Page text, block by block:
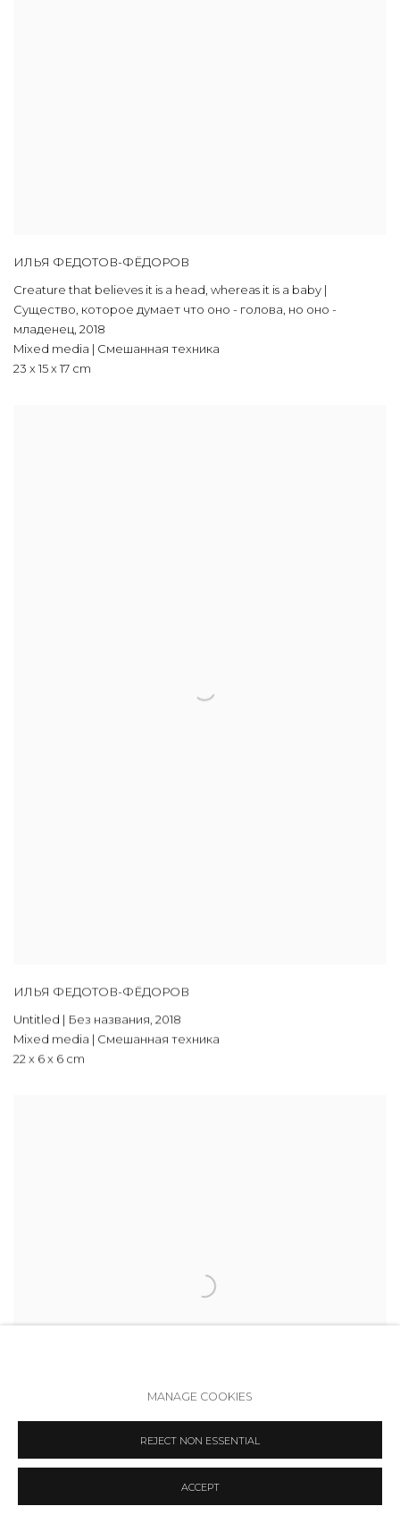
ИЛЬЯ ФЕДОТОВ-ФЁДОРОВ
Creature that believes it is a head, whereas it is a baby |
Существо, которое думает что оно - голова, но оно -
младенец 2018
Mixed media | Смешанная техника
23 х 15 х 17 cm
ИЛЬЯ ФЕДОТОВ-ФЁДОРОВ
Untitled | Без названия 2018
Mixed media | Смешанная техника
22 x 6 x 6 cm
ИЛЬЯ ФЕДОТОВ-ФЁДОРОВ
MANAGE COOKIES
REJECT NON ESSENTIAL
ACCEPT